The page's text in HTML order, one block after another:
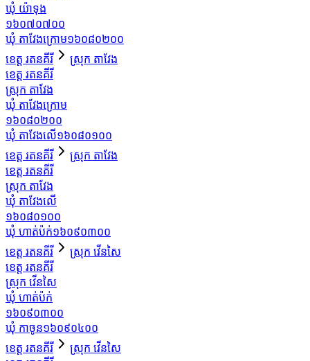
ឃុំ យ៉ាទុង
១៦០៧០៧០០
ឃុំ តាវែងក្រោម១៦០៨០២០០
ខេត្ត រតនគីរី
ស្រុក តាវែង
ខេត្ត រតនគីរី
ស្រុក តាវែង
ឃុំ តាវែងក្រោម
១៦០៨០២០០
ឃុំ តាវែងលើ១៦០៨០១០០
ខេត្ត រតនគីរី
ស្រុក តាវែង
ខេត្ត រតនគីរី
ស្រុក តាវែង
ឃុំ តាវែងលើ
១៦០៨០១០០
ឃុំ ហាត់ប៉ក់១៦០៩០៣០០
ខេត្ត រតនគីរី
ស្រុក វើនសៃ
ខេត្ត រតនគីរី
ស្រុក វើនសៃ
ឃុំ ហាត់ប៉ក់
១៦០៩០៣០០
ឃុំ កាចូន១៦០៩០៤០០
ខេត្ត រតនគីរី
ស្រុក វើនសៃ